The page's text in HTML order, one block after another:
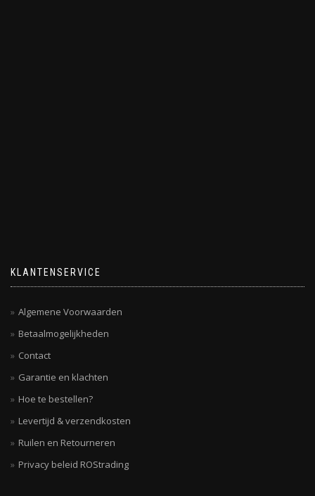
KLANTENSERVICE
Algemene Voorwaarden
Betaalmogelijkheden
Contact
Garantie en klachten
Hoe te bestellen?
Levertijd & verzendkosten
Ruilen en Retourneren
Privacy beleid ROStrading